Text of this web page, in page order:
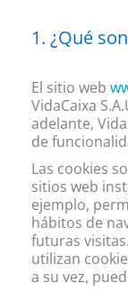
¿Qué
El sitio web
VidaCaixa
adelante,
de
Las cookies
sitios web
ejemplo,
hábitos de
futuras
utilizan
a su vez,